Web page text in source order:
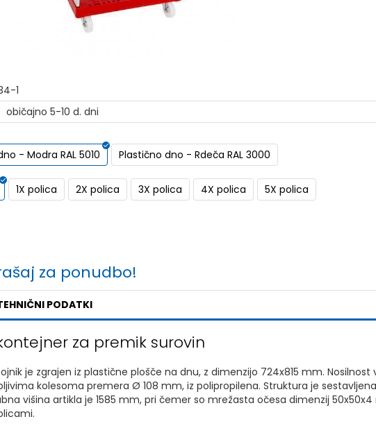
1
običajno 5-10 d. dni
- Modra RAL 5010 Plastično dno - Rdeča RAL 3000
1X polica 2X polica 3X polica 4X polica 5X polica
za ponudbo!
PODATKI
za premik surovin
je zgrajen iz plastične plošče na dnu, z dimenzijo 724x815 mm.
kolesoma premera Ø 108 mm, iz polipropilena. Struktura je
višina artikla je 1585 mm, pri čemer so mrežasta očesa dimenzij